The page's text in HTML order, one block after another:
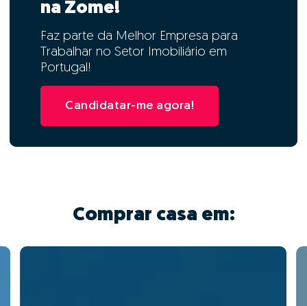
na Zome!
Faz parte da Melhor Empresa para
Trabalhar no Setor Imobiliário em
Portugal!
Candidatar-me agora!
Comprar casa em: